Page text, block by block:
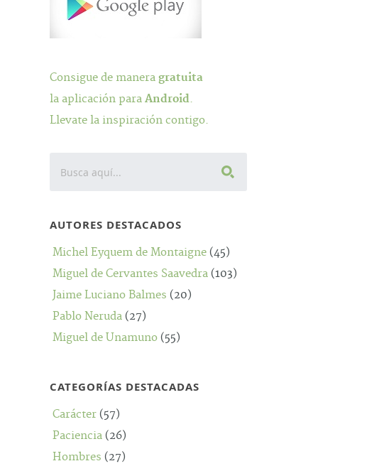
Consigue de maneragratuita
la aplicación paraAndroid.
Llevate la inspiración contigo.
AUTORES DESTACADOS
Michel Eyquem de Montaigne (45)
Miguel de Cervantes Saavedra (103)
Jaime Luciano Balmes (20)
Pablo Neruda (27)
Miguel de Unamuno (55)
CATEGORÍAS DESTACADAS
Carácter (57)
Paciencia (26)
Hombres (27)